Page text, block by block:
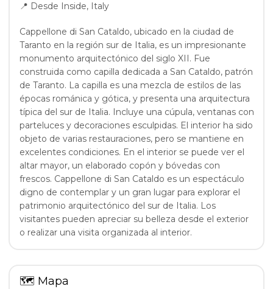
📍 Desde Inside, Italy
Cappellone di San Cataldo, ubicado en la ciudad de
Taranto en la región sur de Italia, es un impresionante
monumento arquitectónico del siglo XII. Fue
construida como capilla dedicada a San Cataldo, patrón
de Taranto. La capilla es una mezcla de estilos de las
épocas románica y gótica, y presenta una arquitectura
típica del sur de Italia. Incluye una cúpula, ventanas con
parteluces y decoraciones esculpidas. El interior ha sido
objeto de varias restauraciones, pero se mantiene en
excelentes condiciones. En el interior se puede ver el
altar mayor, un elaborado copón y bóvedas con
frescos. Cappellone di San Cataldo es un espectáculo
digno de contemplar y un gran lugar para explorar el
patrimonio arquitectónico del sur de Italia. Los
visitantes pueden apreciar su belleza desde el exterior
o realizar una visita organizada al interior.
🗺 Mapa